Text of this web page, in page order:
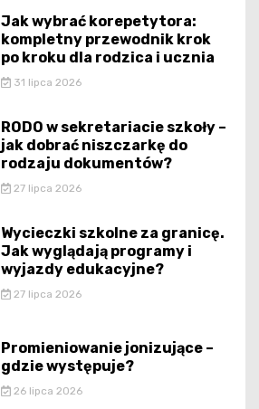
Jak wybrać korepetytora:
kompletny przewodnik krok
po kroku dla rodzica i ucznia
31 lipca 2026
RODO w sekretariacie szkoły –
jak dobrać niszczarkę do
rodzaju dokumentów?
27 lipca 2026
Wycieczki szkolne za granicę.
Jak wyglądają programy i
wyjazdy edukacyjne?
27 lipca 2026
Promieniowanie jonizujące –
gdzie występuje?
26 lipca 2026